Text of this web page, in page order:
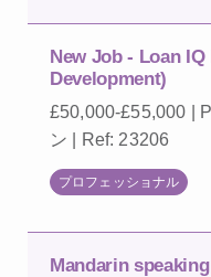
New Job - Loan
Development)
£50,000-£55,000 |
ン | Ref: 23206
プロフェッショナル
Mandarin